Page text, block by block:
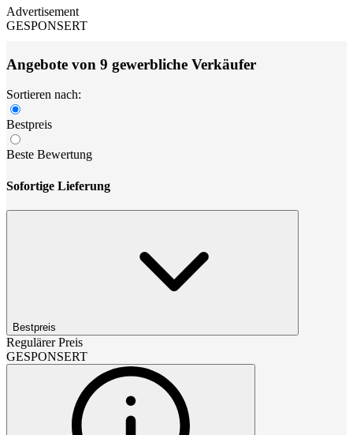
Advertisement
GESPONSERT
Angebote von 9 gewerbliche Verkäufer
Sortieren nach:
Bestpreis
Beste Bewertung
Sofortige Lieferung
Bestpreis
Regulärer Preis
GESPONSERT